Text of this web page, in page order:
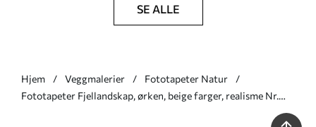
SE ALLE
Hjem Veggmalerier
Fototapeter Natur
Fototapeter Fjellandskap, ørken, beige farger, realisme Nr.